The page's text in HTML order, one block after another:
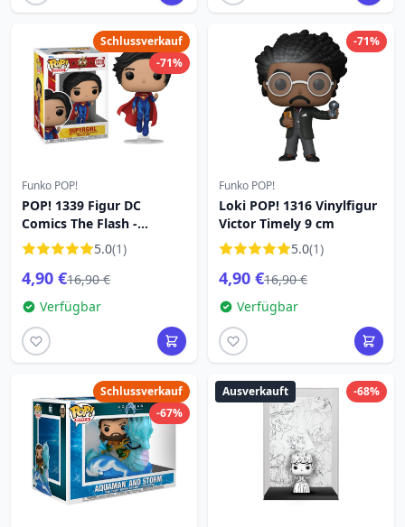
Schlussverkauf
-71%
Funko POP!
POP! 1339 Figur DC
Comics The Flash -
Supergirl
5.0(1)
4,90 €16,90 €
Verfügbar
-71%
Funko POP!
Loki POP! 1316 Vinylfigur
Victor Timely 9 cm
5.0(1)
4,90 €16,90 €
Verfügbar
Schlussverkauf
-67%
-68%
Ausverkauft